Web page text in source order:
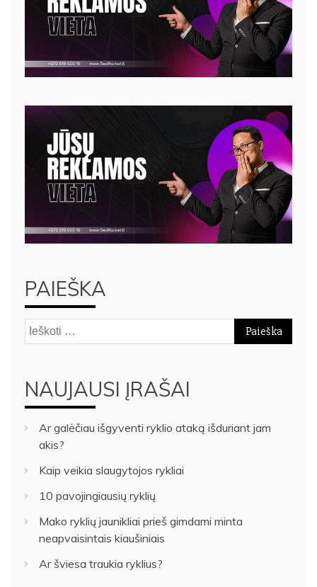
PAIEŠKA
Ieškoti:
NAUJAUSI ĮRAŠAI
Ar galėčiau išgyventi ryklio ataką išduriant jam
akis?
Kaip veikia slaugytojos rykliai
10 pavojingiausių ryklių
Mako ryklių jaunikliai prieš gimdami minta
neapvaisintais kiaušiniais
Ar šviesa traukia ryklius?